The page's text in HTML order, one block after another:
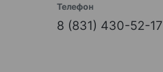
Телефон
8 (831) 430-52-17